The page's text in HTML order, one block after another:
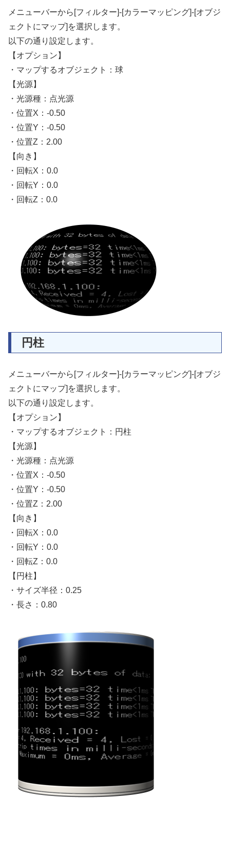
メニューバーから[フィルター]-[カラーマッピング]-[オブジ
ェクトにマップ]を選択します。
以下の通り設定します。
【オプション】
・マップするオブジェクト：球
【光源】
・光源種：点光源
・位置X：-0.50
・位置Y：-0.50
・位置Z：2.00
【向き】
・回転X：0.0
・回転Y：0.0
・回転Z：0.0
円柱
メニューバーから[フィルター]-[カラーマッピング]-[オブジ
ェクトにマップ]を選択します。
以下の通り設定します。
【オプション】
・マップするオブジェクト：円柱
【光源】
・光源種：点光源
・位置X：-0.50
・位置Y：-0.50
・位置Z：2.00
【向き】
・回転X：0.0
・回転Y：0.0
・回転Z：0.0
【円柱】
・サイズ半径：0.25
・長さ：0.80